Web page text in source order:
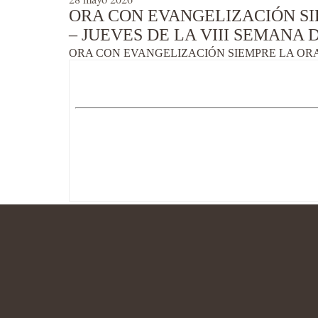
ORA CON EVANGELIZACIÓN
– JUEVES DE LA VIII SEMANA
ORA CON EVANGELIZACIÓN SIEMPRE LA